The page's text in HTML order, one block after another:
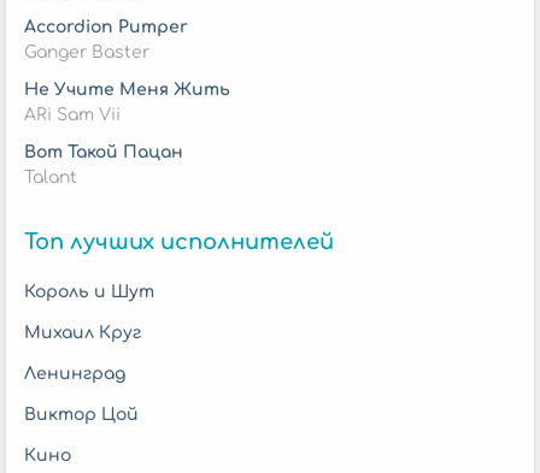
Accordion Pumper
Ganger Baster
Не Учите Меня Жить
ARi Sam Vii
Вот Такой Пацан
Talant
Топ лучших исполнителей
Король и Шут
Михаил Круг
Ленинград
Виктор Цой
Кино